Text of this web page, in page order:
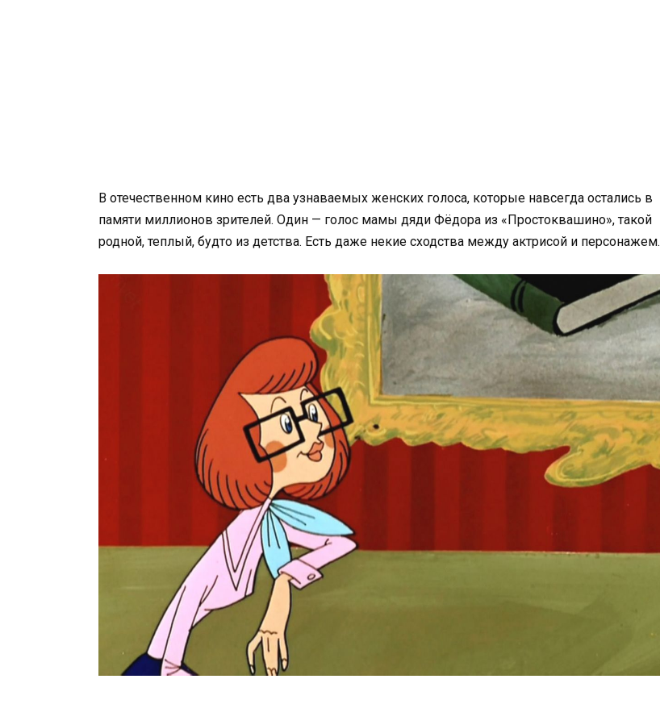
В отечественном кино есть два узнаваемых женских голоса, которые навсегда остались в
памяти миллионов зрителей. Один — голос мамы дяди Фёдора из «Простоквашино», такой
родной, теплый, будто из детства. Есть даже некие сходства между актрисой и персонажем.